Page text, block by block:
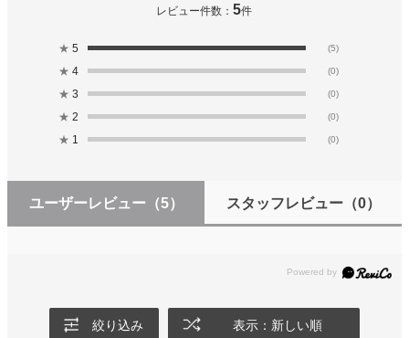
レビュー件数：5件
★ 5 (5)
★ 4 (0)
★ 3 (0)
★ 2 (0)
★ 1 (0)
ユーザーレビュー （5） スタッフレビュー（0）
絞り込み 表示：新しい順